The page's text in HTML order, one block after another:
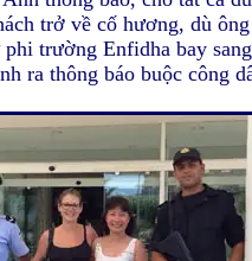
trở về cố hương, dù
phi trường Enfidha bay
ra thông báo buộc công